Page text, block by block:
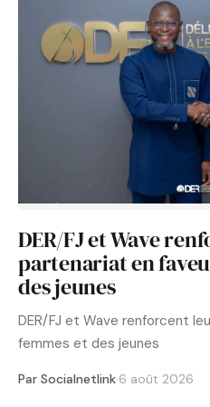
DER/FJ et Wave
partenariat en
des jeunes
DER/FJ et Wave renforcent
femmes et des jeunes
Par Socialnetlink·6 août 2026